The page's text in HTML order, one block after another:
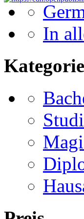
In